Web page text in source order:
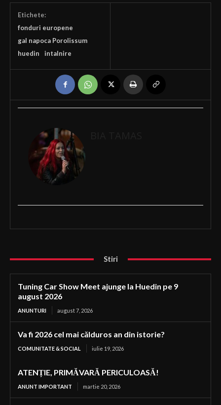
Etichete:
fonduri europene
gal napoca Porolissum
huedin
intalnire
Stiri
Tuning Car Show Meet ajunge la Huedin pe 9
august 2026
ANUNTURI august 7, 2026
Va fi 2026 cel mai călduros an din istorie?
COMUNITATE & SOCIAL iulie 19, 2026
ATENȚIE, PRIMĂVARĂ PERICULOASĂ!
ANUNT IMPORTANT martie 20, 2026